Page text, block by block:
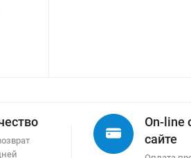
On-line
сайте